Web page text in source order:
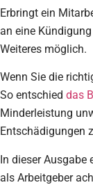
Erbringt ein
an eine
Weiteres möglich.
Wenn Sie die
So entschied das
Minderleistung
Entschädigungen
In dieser
als Arbeitgeber